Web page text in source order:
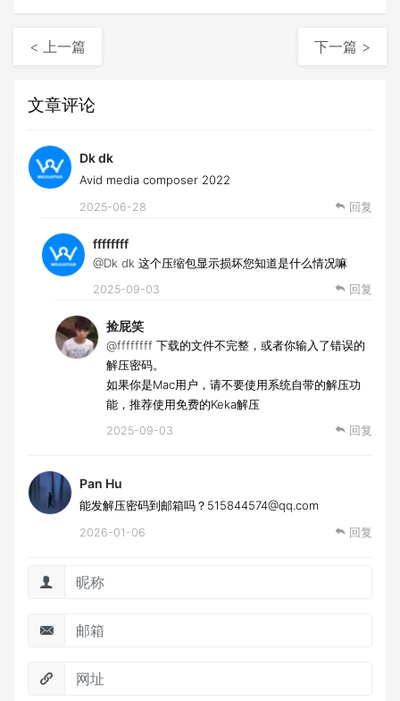
< 上一篇 下一篇 >
文章评论
Dk dk
Avid media composer 2022
2025-06-28 回复
ffffffff
@Dk dk 这个压缩包显示损坏您知道是什么情况嘛
2025-09-03 回复
捡屁笑
@ffffffff 下载的文件不完整，或者你输入了错误的
解压密码。
如果你是Mac用户，请不要使用系统自带的解压功
能，推荐使用免费的Keka解压
2025-09-03 回复
Pan Hu
能发解压密码到邮箱吗？515844574@qq.com
2026-01-06 回复